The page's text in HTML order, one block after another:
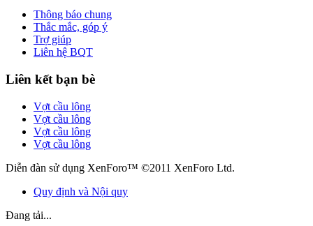
Thông báo chung
Thắc mắc, góp ý
Trợ giúp
Liên hệ BQT
Liên kết bạn bè
Vợt cầu lông
Vợt cầu lông
Vợt cầu lông
Vợt cầu lông
Diễn đàn sử dụng XenForo™ ©2011 XenForo Ltd.
Quy định và Nội quy
Đang tải...